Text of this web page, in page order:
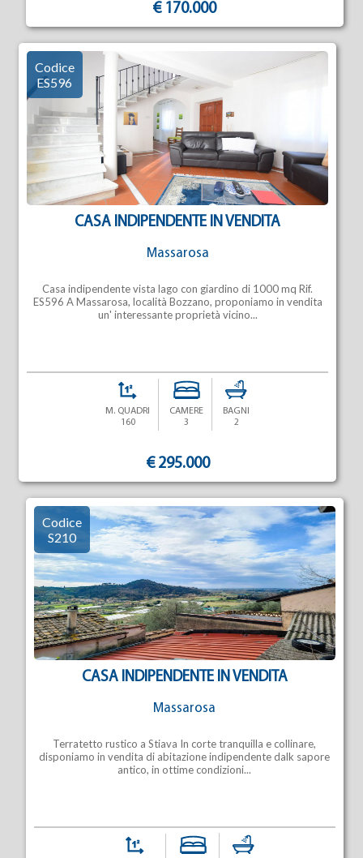
€ 170.000
CASA INDIPENDENTE IN VENDITA
Massarosa
Codice
ES596
Casa indipendente vista lago con giardino di 1000 mq Rif.
ES596 A Massarosa, località Bozzano, proponiamo in vendita
un' interessante proprietà vicino...
M. QUADRI
160
CAMERE
3
BAGNI
2
€ 295.000
CASA INDIPENDENTE IN VENDITA
Massarosa
Codice
S210
Terratetto rustico a Stiava In corte tranquilla e collinare,
disponiamo in vendita di abitazione indipendente dalk sapore
antico, in ottime condizioni...